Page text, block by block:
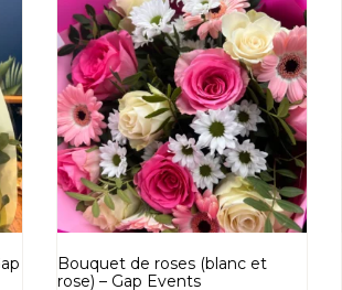
Bouquet de roses (blanc et
rose) – Gap Events